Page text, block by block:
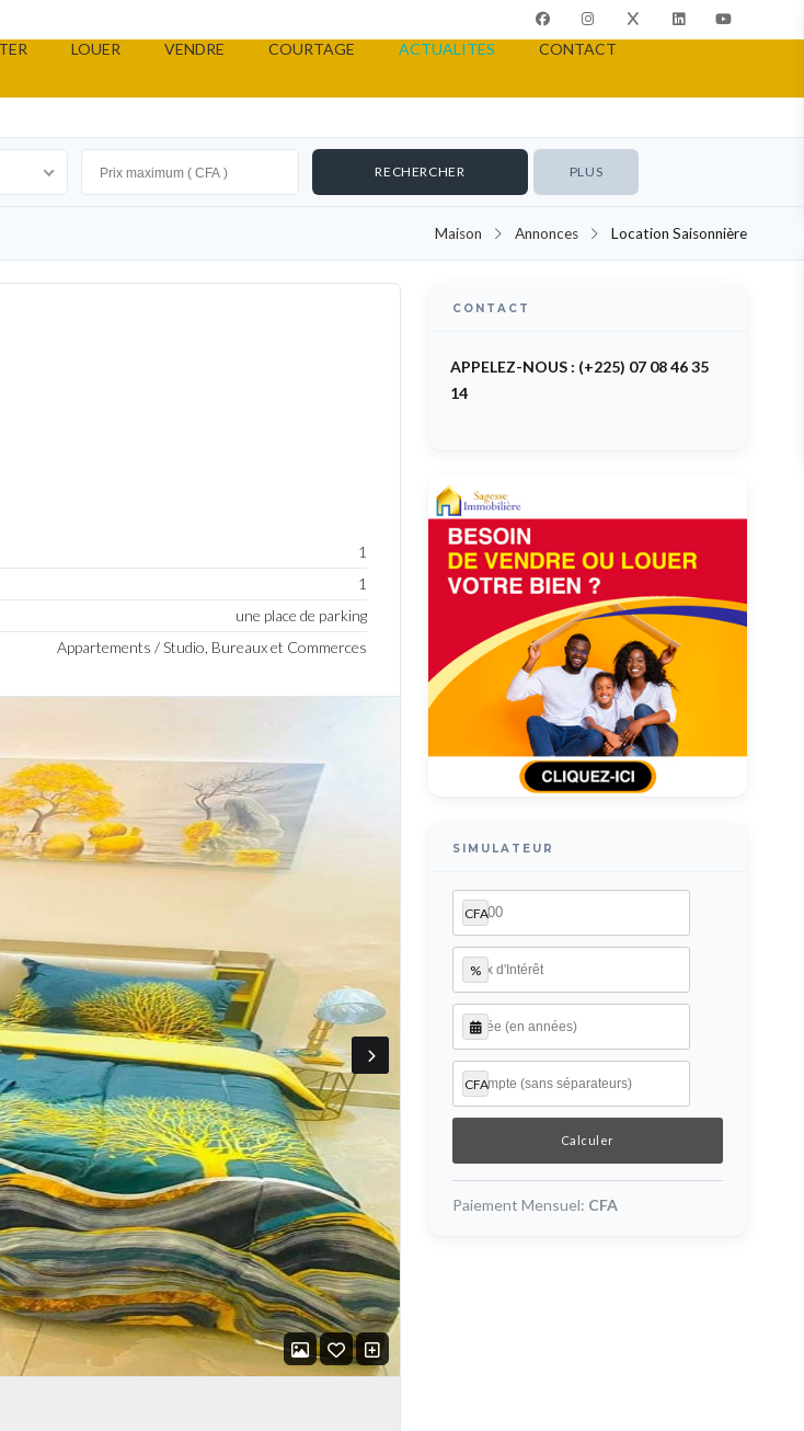
LOUER VENDRE COURTAGE ACTUALITES CONTACT
PLUS
Maison Annonces Location Saisonnière
1
1
une place de parking
Appartements / Studio, Bureaux et Commerces
CONTACT
APPELEZ-NOUS : (+225) 07 08 46 35
14
SIMULATEUR
CFA
%
CFA
Paiement Mensuel: CFA